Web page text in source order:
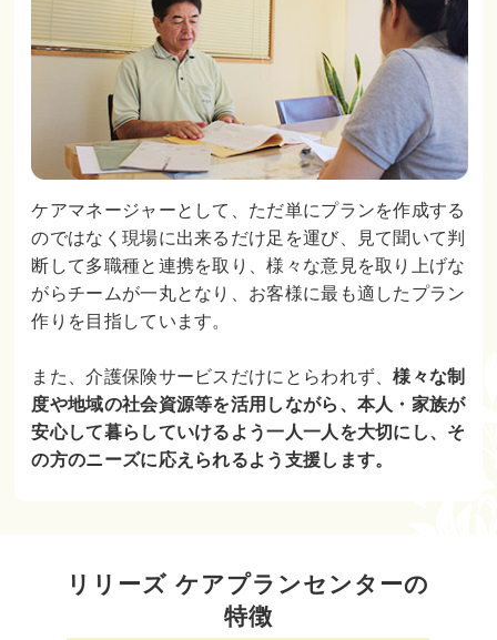
ケアマネージャーとして、ただ単にプランを作成する
のではなく現場に出来るだけ足を運び、見て聞いて判
断して多職種と連携を取り、様々な意見を取り上げな
がらチームが一丸となり、お客様に最も適したプラン
作りを目指しています。
また、介護保険サービスだけにとらわれず、様々な制
度や地域の社会資源等を活用しながら、本人・家族が
安心して暮らしていけるよう一人一人を大切にし、そ
の方のニーズに応えられるよう支援します。
リリーズ ケアプランセンターの
特徴